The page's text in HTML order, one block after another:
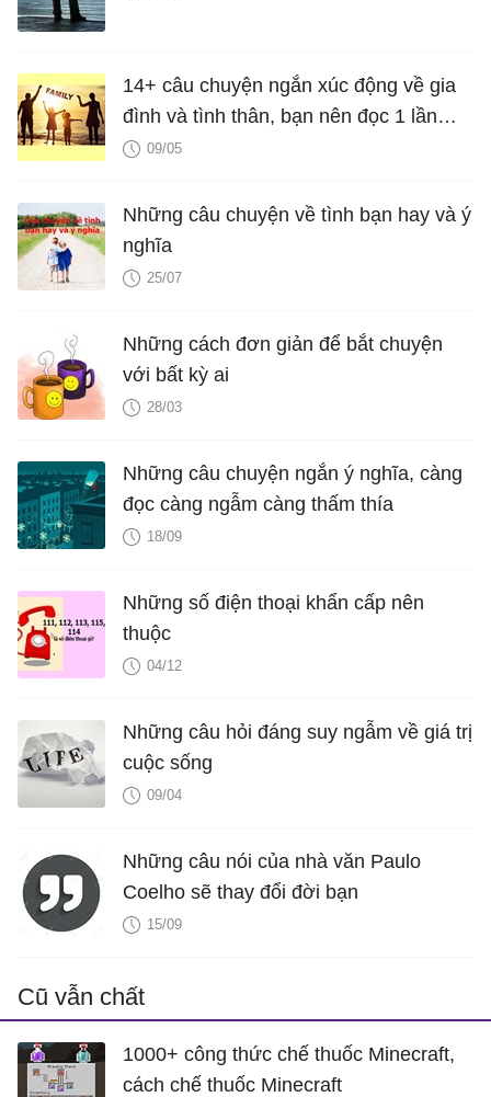
14+ câu chuyện ngắn xúc động về gia
đình và tình thân, bạn nên đọc 1 lần
trong đời
09/05
Những câu chuyện về tình bạn hay và ý
nghĩa
25/07
Những cách đơn giản để bắt chuyện
với bất kỳ ai
28/03
Những câu chuyện ngắn ý nghĩa, càng
đọc càng ngẫm càng thấm thía
18/09
Những số điện thoại khẩn cấp nên
thuộc
04/12
Những câu hỏi đáng suy ngẫm về giá trị
cuộc sống
09/04
Những câu nói của nhà văn Paulo
Coelho sẽ thay đổi đời bạn
15/09
Cũ vẫn chất
1000+ công thức chế thuốc Minecraft,
cách chế thuốc Minecraft